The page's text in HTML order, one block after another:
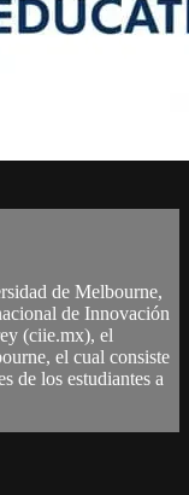
de Melbourne,
de Innovación
(ciie.mx), el
el cual consiste
de los estudiantes a